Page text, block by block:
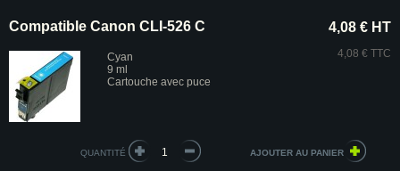
Compatible Canon CLI-526 C
Cyan
9 ml
Cartouche avec puce
4,08 € HT
4,08 € TTC
QUANTITÉ